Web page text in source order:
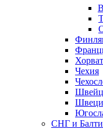
Чехия
СНГ и